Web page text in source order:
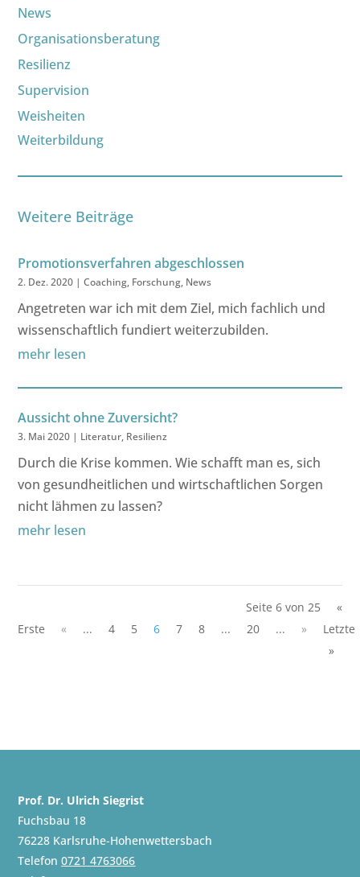
News
Organisationsberatung
Resilienz
Supervision
Weisheiten
Weiterbildung
Weitere Beiträge
Promotionsverfahren abgeschlossen
2. Dez. 2020 |Coaching, Forschung, News
Angetreten war ich mit dem Ziel, mich fachlich und
wissenschaftlich fundiert weiterzubilden.
mehr lesen
Aussicht ohne Zuversicht?
3. Mai 2020 | Literatur, Resilienz
Durch die Krise kommen. Wie schafft man es, sich
von gesundheitlichen und wirtschaftlichen Sorgen
nicht lähmen zu lassen?
mehr lesen
Seite 6 von 25
«
Erste
« ... 4 5 6 7 8 ... 20 ... »
Letzte
»
Prof. Dr. Ulrich Siegrist
Fuchsbau 18
76228 Karlsruhe-Hohenwettersbach
Telefon0721 4763066